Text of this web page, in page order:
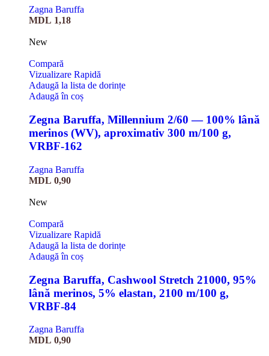
Zagna Baruffa
MDL 1,18
New
Compară
Vizualizare Rapidă
Adaugă la lista de dorințe
Adaugă în coș
Zegna Baruffa, Millennium 2/60 — 100% lână
merinos (WV), aproximativ 300 m/100 g,
VRBF-162
Zagna Baruffa
MDL 0,90
New
Compară
Vizualizare Rapidă
Adaugă la lista de dorințe
Adaugă în coș
Zegna Baruffa, Cashwool Stretch 21000, 95%
lână merinos, 5% elastan, 2100 m/100 g,
VRBF-84
Zagna Baruffa
MDL 0,90